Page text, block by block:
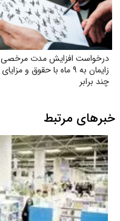
درخواست افزایش مدت مرخصی
زایمان به ۹ ماه با حقوق و مزایای
چند برابر
خبرهای مرتبط